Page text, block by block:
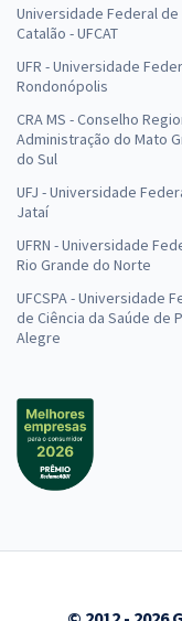
Universidade Federal de
Catalão - UFCAT
UFR - Universidade
Rondonópolis
CRA MS - Conselho
Administração do Mato
do Sul
UFJ - Universidade
Jataí
UFRN - Universidade
Rio Grande do Norte
UFCSPA - Universidade
de Ciência da Saúde de
Alegre